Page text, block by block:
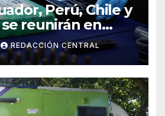
Perú, Chile y
reunirán en
la
organizada
REDACCIÓN CENTRAL